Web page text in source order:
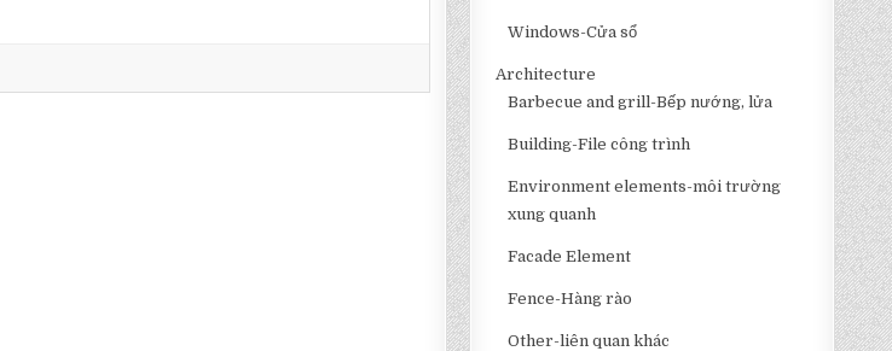
Windows-Cửa sổ
Architecture
Barbecue and grill-Bếp nướng, lửa
Building-File công trình
Environment elements-môi trường
xung quanh
Facade Element
Fence-Hàng rào
Other-liên quan khác